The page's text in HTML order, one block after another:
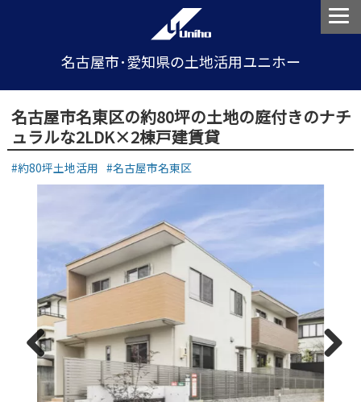
名古屋市･愛知県の土地活用ユニホー
名古屋市名東区の約80坪の土地の庭付きのナチ
ュラルな2LDK×2棟戸建賃貸
約80坪土地活用 名古屋市名東区
Previous Next